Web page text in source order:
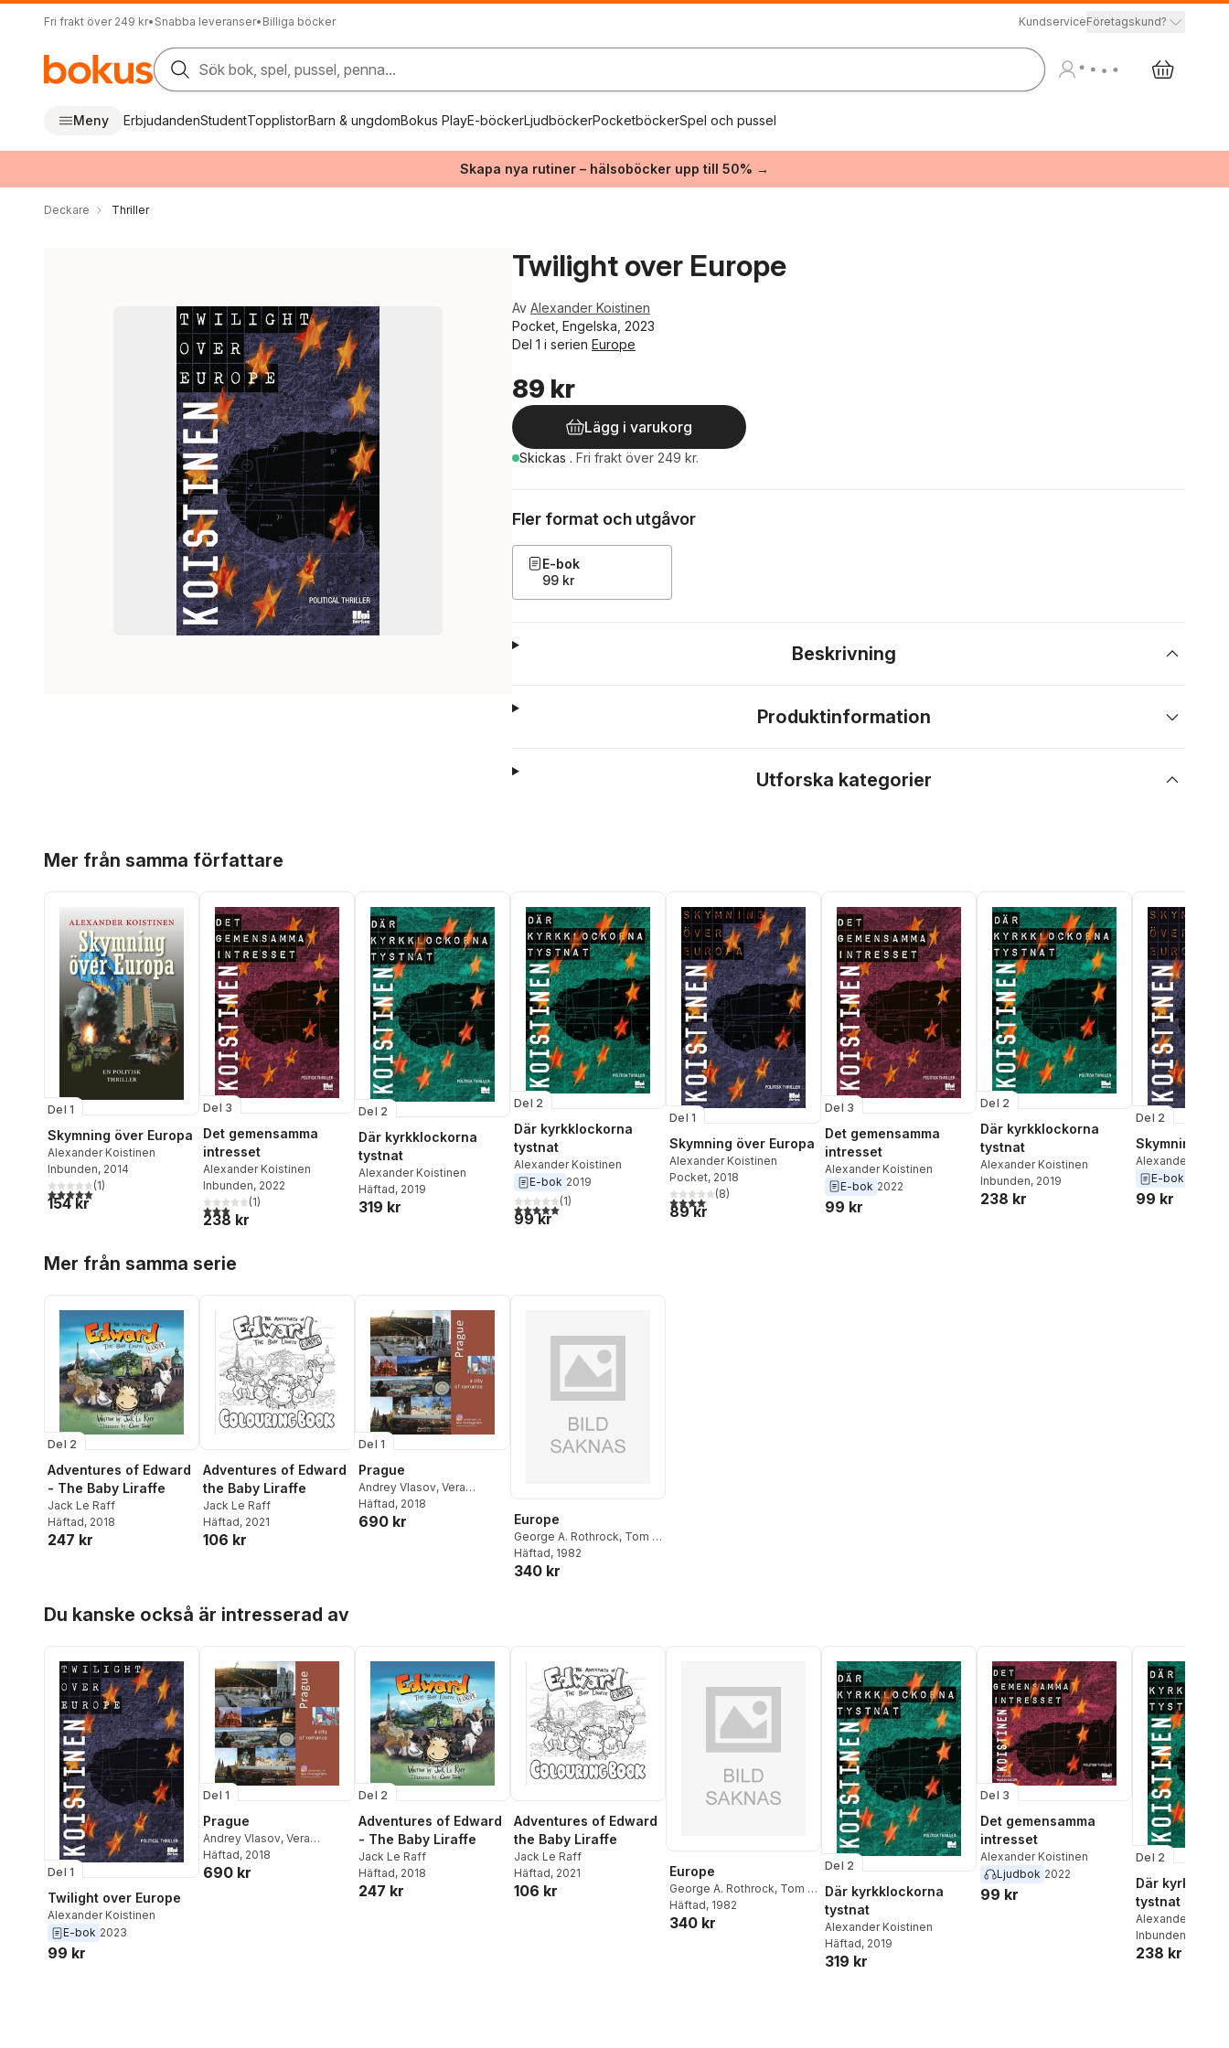
Fri frakt över 249 kr• Snabba leveranser• Billiga böcker KundserviceFöretagskund?
Sök bok, spel, pussel, penna...
Meny ErbjudandenStudentTopplistorBarn & ungdomBokus PlayE-böckerLjudböckerPocketböckerSpel och pussel
Skapa nya rutiner – hälsoböcker upp till 50% →
Deckare Thriller
Twilight over Europe
Av Alexander Koistinen
Pocket, Engelska, 2023
Del 1 i serien Europe
89 kr
Lägg i varukorg
Skickas . Fri frakt över 249 kr.
Fler format och utgåvor
E-bok
99 kr
Beskrivning
Produktinformation
Utforska kategorier
Mer från samma författare
Del 1
Skymning över Europa
Alexander Koistinen
Inbunden, 2014
5,0utav 5 stjärnor. Totalt antal röster:
(1)
154 kr
Del 3
Det gemensamma
intresset
Alexander Koistinen
Inbunden, 2022
3,0utav 5 stjärnor. Totalt antal röster:
(1)
238 kr
Del 2
Där kyrkklockorna
tystnat
Alexander Koistinen
Häftad, 2019
319 kr
Del 2
Där kyrkklockorna
tystnat
Alexander Koistinen
E-bok 2019
5,0utav 5 stjärnor. Totalt antal röster:
(1)
99 kr
Del 1
Skymning över Europa
Alexander Koistinen
Pocket, 2018
4,1utav 5 stjärnor. Totalt antal röster:
(8)
89 kr
Del 3
Det gemensamma
intresset
Alexander Koistinen
E-bok 2022
99 kr
Del 2
Där kyrkklockorna
tystnat
Alexander Koistinen
Inbunden, 2019
238 kr
Del 2
Skymning
Alexander
E-bok
99 kr
Mer från samma serie
Del 2
Adventures of Edward
- The Baby Liraffe
Jack Le Raff
Häftad, 2018
247 kr
Adventures of Edward
the Baby Liraffe
Jack Le Raff
Häftad, 2021
106 kr
Del 1
Prague
Andrey Vlasov, Vera
Krivenkova
Häftad, 2018
690 kr Europe
George A. Rothrock, Tom B.
Jones
Häftad, 1982
340 kr
Du kanske också är intresserad av
Del 1
Twilight over Europe
Alexander Koistinen
E-bok 2023
99 kr
Del 1
Prague
Andrey Vlasov, Vera
Krivenkova
Häftad, 2018
690 kr
Del 2
Adventures of Edward
- The Baby Liraffe
Jack Le Raff
Häftad, 2018
247 kr
Adventures of Edward
the Baby Liraffe
Jack Le Raff
Häftad, 2021
106 kr
Europe
George A. Rothrock, Tom B.
Jones
Häftad, 1982
340 kr
Del 2
Där kyrkklockorna
tystnat
Alexander Koistinen
Häftad, 2019
319 kr
Del 3
Det gemensamma
intresset
Alexander Koistinen
Ljudbok 2022
99 kr
Del 2
Där
tystnat
Alexander
Inbunden
238 kr